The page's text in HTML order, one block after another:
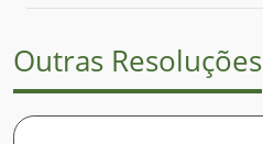
Outras Resoluções